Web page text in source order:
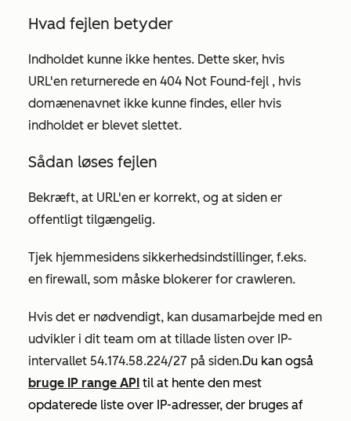
Hvad fejlen betyder
Indholdet kunne ikke hentes. Dette sker, hvis
URL'en returnerede en 404 Not Found-fejl , hvis
domænenavnet ikke kunne findes, eller hvis
indholdet er blevet slettet.
Sådan løses fejlen
Bekræft, at URL'en er korrekt, og at siden er
offentligt tilgængelig.
Tjek hjemmesidens sikkerhedsindstillinger, f.eks.
en firewall, som måske blokerer for crawleren.
Hvis det er nødvendigt, kan dusamarbejde med en
udvikler i dit team om at tillade listen over IP-
intervallet 54.174.58.224/27 på siden.Du kan også
bruge IP range API til at hente den mest
opdaterede liste over IP-adresser, der bruges af